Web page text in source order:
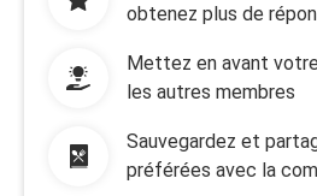
obtenez plus de
Mettez en avant
les autres membres
Sauvegardez et
préférées avec la